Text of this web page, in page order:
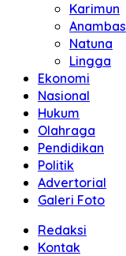
Karimun
Anambas
Natuna
Lingga
Ekonomi
Nasional
Hukum
Olahraga
Pendidikan
Politik
Advertorial
Galeri Foto
Redaksi
Kontak